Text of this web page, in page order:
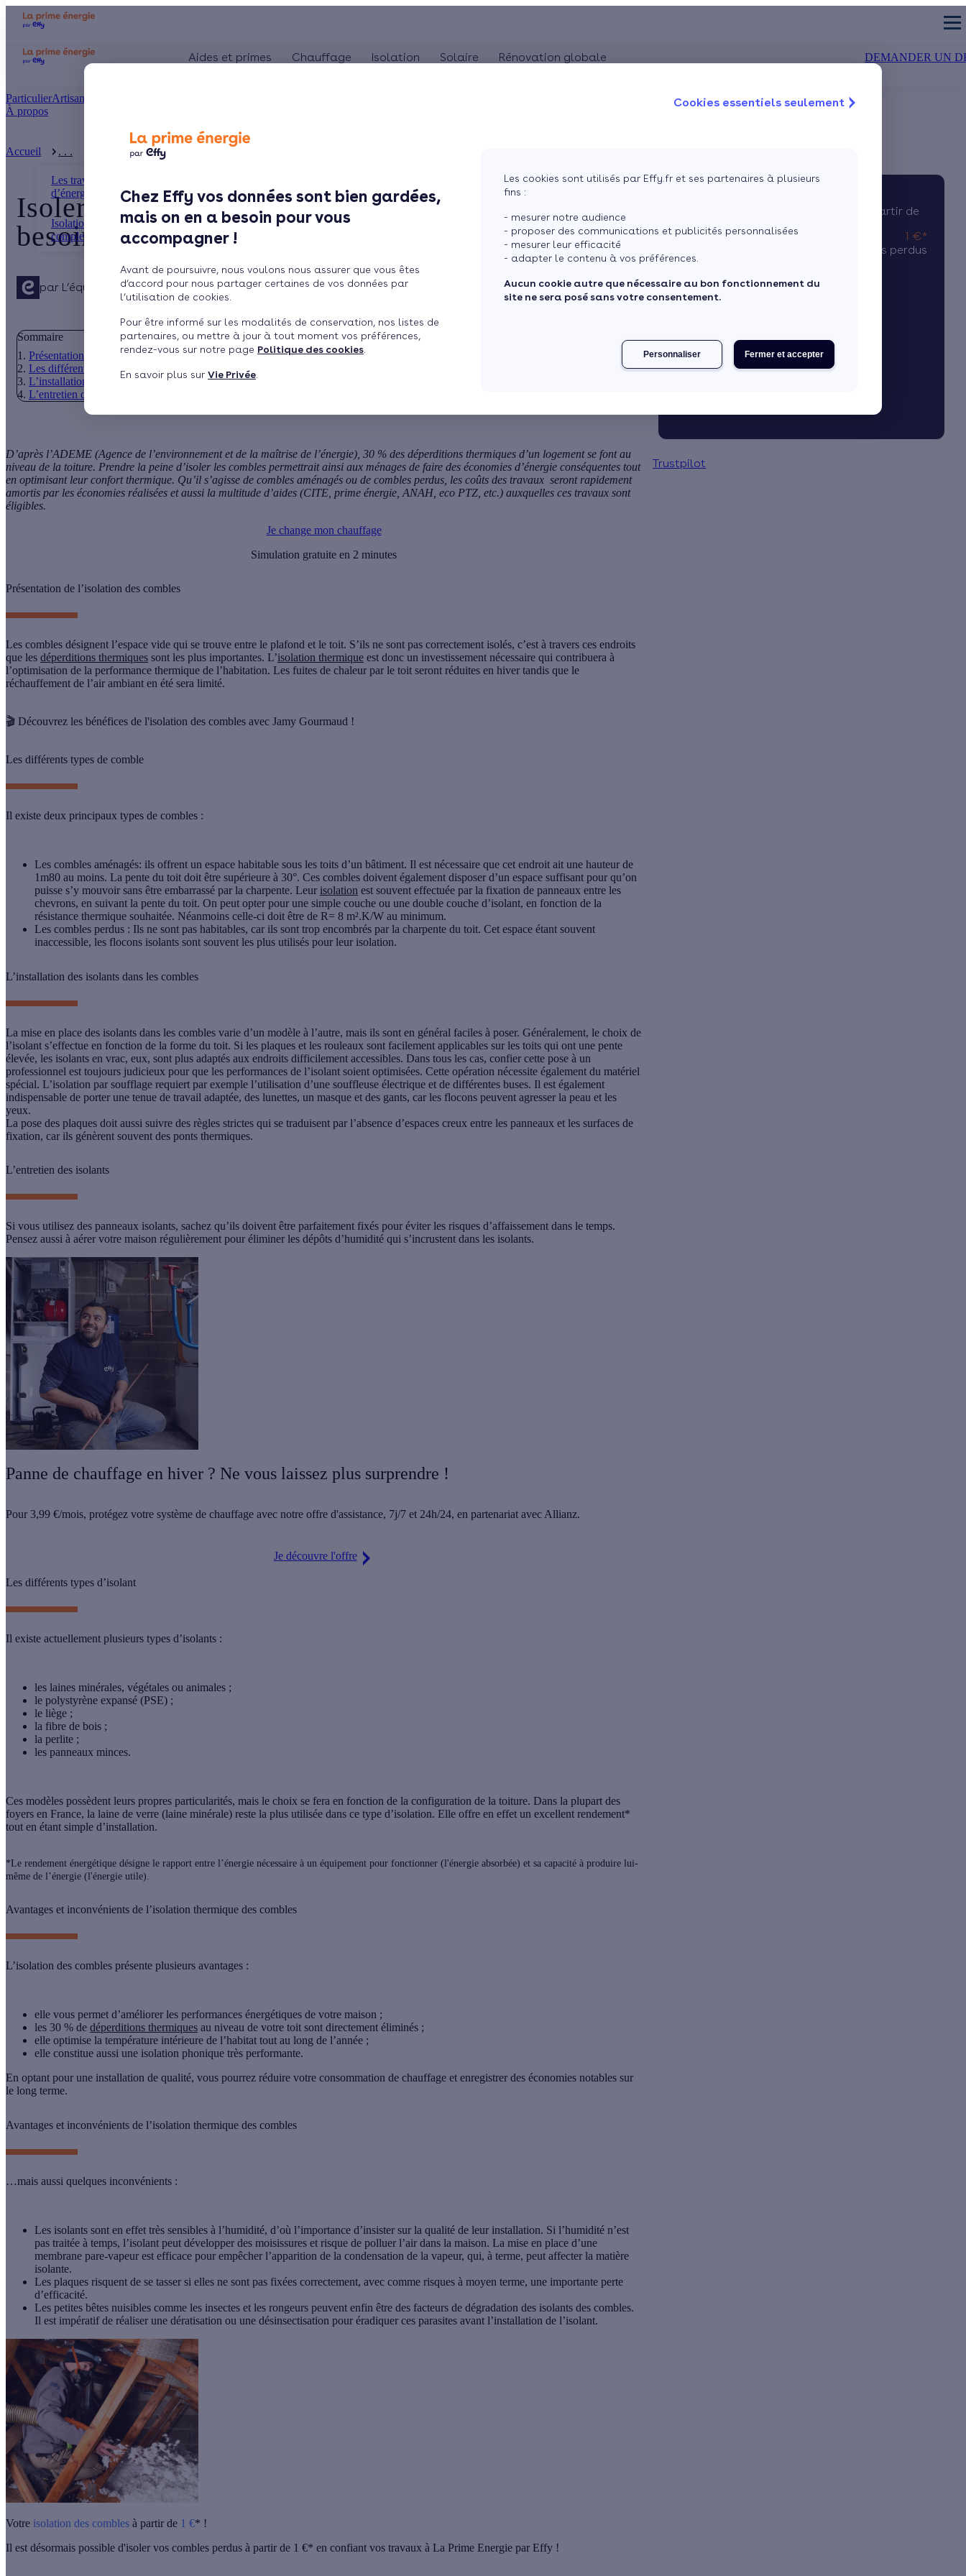
Cookies essentiels seulement
Chez Effy vos données sont bien gardées,
mais on en a besoin pour vous
accompagner !
Avant de poursuivre, nous voulons nous assurer que vous êtes
d’accord pour nous partager certaines de vos données par
l’utilisation de cookies.
Pour être informé sur les modalités de conservation, nos listes de
partenaires, ou mettre à jour à tout moment vos préférences,
rendez-vous sur notre page Politique des cookies
En savoir plus sur Vie Privée
Les cookies sont utilisés par Effy.fr et ses partenaires à plusieurs
fins :
- mesurer notre audience
- proposer des communications et publicités personnalisées
- mesurer leur efficacité
- adapter le contenu à vos préférences.
Aucun cookie autre que nécessaire au bon fonctionnement du
site ne sera posé sans votre consentement.
Fermer et accepter
Personnaliser
ParticulierArtisan / installateur
À propos
Aides et primes
Présentation
Le concept
Chauffage
Pompe à chaleur géothermique
Chaudière à granulés
Isolation
Isolation toiture-terrasse
VMC double flux
Estimez mes aides
Solaire
Chauffe-eau solaire
Rénovation globale DEMANDER UN
Accueil . . .
Les travaux d’économies
d’énergie
Isolation thermique : guide
complet pour un l ...
Isoler vos combles pour réduire de 30% vos be ...
Isoler vos combles pour réduire de 30% vos
besoins en chauffage
par L’équipe de rédaction 5 min de lecture
Sommaire
Présentation de l’isolation des combles
Les différents types de comble
L’installation des isolants dans les combles
L’entretien des isolants
D’après l’ADEME (Agence de l’environnement et de la maîtrise de l’énergie), 30 % des déperditions thermiques d’un logement se font au
niveau de la toiture. Prendre la peine d’isoler les combles permettrait ainsi aux ménages de faire des économies d’énergie conséquentes tout
en optimisant leur confort thermique. Qu’il s’agisse de combles aménagés ou de combles perdus , les coûts des travaux seront rapidement
amortis par les économies réalisées et aussi la multitude d’aides (CITE, prime énergie , ANAH, eco PTZ, etc.) auxquelles ces travaux sont
éligibles.
Je change mon chauffage
Simulation gratuite en 2 minutes
Présentation de l’isolation des combles
Les combles désignent l’espace vide qui se trouve entre le plafond et le toit. S’ils ne sont pas correctement isolés, c’est à travers ces endroits
que les déperditions thermiques sont les plus importantes. L’isolation thermique est donc un investissement nécessaire qui contribuera à
l’optimisation de la performance thermique de l’habitation. Les fuites de chaleur par le toit seront réduites en hiver tandis que le
réchauffement de l’air ambiant en été sera limité.
🎬 Découvrez les bénéfices de l'isolation des combles avec Jamy Gourmaud !
Les différents types de comble
Il existe deux principaux types de combles :
Les combles aménagés: ils offrent un espace habitable sous les toits d’un bâtiment. Il est nécessaire que cet endroit ait une hauteur de
1m80 au moins. La pente du toit doit être supérieure à 30°. Ces combles doivent également disposer d’un espace suffisant pour qu’on
puisse s’y mouvoir sans être embarrassé par la charpente. Leur isolation est souvent effectuée par la fixation de panneaux entre les
chevrons, en suivant la pente du toit. On peut opter pour une simple couche ou une double couche d’isolant, en fonction de la
résistance thermique souhaitée. Néanmoins celle-ci doit être de R= 8 m².K/W au minimum.
Les combles perdus : Ils ne sont pas habitables, car ils sont trop encombrés par la charpente du toit. Cet espace étant souvent
inaccessible, les flocons isolants sont souvent les plus utilisés pour leur isolation.
L’installation des isolants dans les combles
La mise en place des isolants dans les combles varie d’un modèle à l’autre, mais ils sont en général faciles à poser. Généralement, le choix de
l’isolant s’effectue en fonction de la forme du toit. Si les plaques et les rouleaux sont facilement applicables sur les toits qui ont une pente
élevée, les isolants en vrac, eux, sont plus adaptés aux endroits difficilement accessibles. Dans tous les cas, confier cette pose à un
professionnel est toujours judicieux pour que les performances de l’isolant soient optimisées. Cette opération nécessite également du matériel
spécial. L’isolation par soufflage requiert par exemple l’utilisation d’une souffleuse électrique et de différentes buses. Il est également
indispensable de porter une tenue de travail adaptée, des lunettes, un masque et des gants, car les flocons peuvent agresser la peau et les
yeux.
La pose des plaques doit aussi suivre des règles strictes qui se traduisent par l’absence d’espaces creux entre les panneaux et les surfaces de
fixation, car ils génèrent souvent des ponts thermiques.
L’entretien des isolants
Si vous utilisez des panneaux isolants, sachez qu’ils doivent être parfaitement fixés pour éviter les risques d’affaissement dans le temps.
Pensez aussi à aérer votre maison régulièrement pour éliminer les dépôts d’humidité qui s’incrustent dans les isolants.
Panne de chauffage en hiver ? Ne vous laissez plus surprendre !
Pour 3,99 €/mois, protégez votre système de chauffage avec notre offre d'assistance, 7j/7 et 24h/24, en partenariat avec Allianz.
Je découvre l'offre
Les différents types d’isolant
Il existe actuellement plusieurs types d’isolants :
les laines minérales, végétales ou animales ;
le polystyrène expansé (PSE) ;
le liège ;
la fibre de bois ;
la perlite ;
les panneaux minces.
Ces modèles possèdent leurs propres particularités, mais le choix se fera en fonction de la configuration de la toiture. Dans la plupart des
foyers en France, la laine de verre (laine minérale) reste la plus utilisée dans ce type d’isolation. Elle offre en effet un excellent rendement*
tout en étant simple d’installation.
*Le rendement énergétique désigne le rapport entre l’énergie nécessaire à un équipement pour fonctionner (l'énergie absorbée) et sa capacité à produire lui-
même de l’énergie (l'énergie utile).
Avantages et inconvénients de l’isolation thermique des combles
L’isolation des combles présente plusieurs avantages :
elle vous permet d’améliorer les performances énergétiques de votre maison ;
les 30 % de déperditions thermiques au niveau de votre toit sont directement éliminés ;
elle optimise la température intérieure de l’habitat tout au long de l’année ;
elle constitue aussi une isolation phonique très performante.
En optant pour une installation de qualité, vous pourrez réduire votre consommation de chauffage et enregistrer des économies notables sur
le long terme.
Avantages et inconvénients de l’isolation thermique des combles
…mais aussi quelques inconvénients :
Les isolants sont en effet très sensibles à l’humidité, d’où l’importance d’insister sur la qualité de leur installation. Si l’humidité n’est
pas traitée à temps, l’isolant peut développer des moisissures et risque de polluer l’air dans la maison. La mise en place d’une
membrane pare-vapeur est efficace pour empêcher l’apparition de la condensation de la vapeur, qui, à terme, peut affecter la matière
isolante.
Les plaques risquent de se tasser si elles ne sont pas fixées correctement, avec comme risques à moyen terme, une importante perte
d’efficacité.
Les petites bêtes nuisibles comme les insectes et les rongeurs peuvent enfin être des facteurs de dégradation des isolants des combles.
Il est impératif de réaliser une dératisation ou une désinsectisation pour éradiquer ces parasites avant l’installation de l’isolant.
Votre isolation des combles à partir de 1 €* !
Il est désormais possible d'isoler vos combles perdus à partir de 1 €* en confiant vos travaux à La Prime Energie par Effy !
Profitez de notre offre d'isolation à partir de
1 €*
pour vos combles perdus
J'isole mes combles pour 1 €*
Trustpilot